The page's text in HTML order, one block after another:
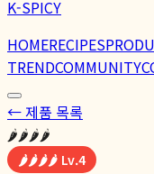
K-SPICY
HOMERECIPES
TRENDCOMMUNITY
← 제품 목록
🌶️🌶️🌶️🌶️
🌶️🌶️🌶️🌶️ Lv.4